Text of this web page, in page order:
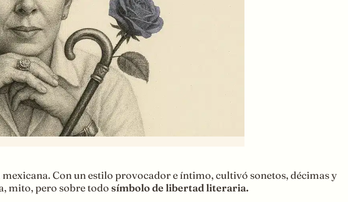
Con un estilo provocador e íntimo, cultivó sonetos, décimas y
mito, pero sobre todo símbolo de libertad literaria.